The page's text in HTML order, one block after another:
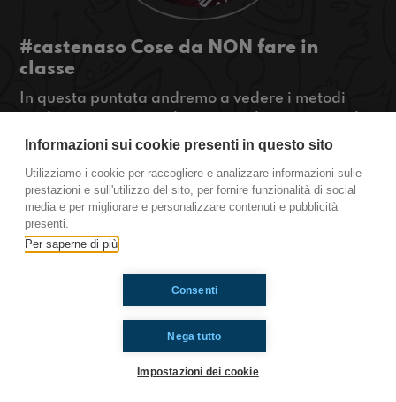
#castenaso Cose da NON fare in
classe
In questa puntata andremo a vedere i metodi
professore spiega e voi vi annoiate... il tutto
condito da una nota supereroistica
#OkkinSu www.radioimmaginaria.it
Castenaso
Ti è piaciuto? Condividilo!
Informazioni sui cookie presenti in questo sito
Utilizziamo i cookie per raccogliere e analizzare informazioni sulle
prestazioni e sull'utilizzo del sito, per fornire funzionalità di social
media e per migliorare e personalizzare contenuti e pubblicità
presenti.
Per saperne di più
Nega tutto
Consenti
Impostazioni dei cookie